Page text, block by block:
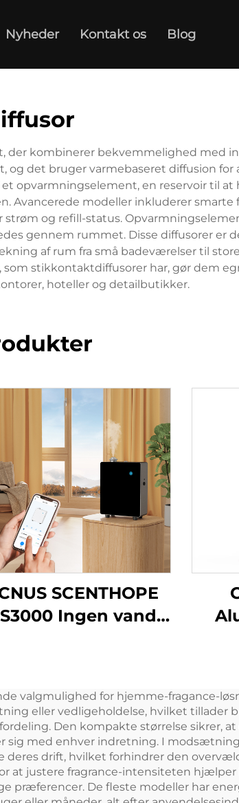
Nyheder Kontakt os Blog
kombinerer bekvemmelighed med
det bruger varmebaseret diffusion for
opvarmningselement, en reservoir til at
Avancerede modeller inkluderer smarte
og refill-status.
gennem rummet. Disse diffusorer er
af rum fra små badeværelser til
stikkontaktdiffusorer har, gør dem
hoteller og detailbutikker.
SCENTHOPE
S3000 Ingen vand
Diffuser
Diffusionssystem
Duftmaskine
valgmulighed for hjemme-fragance-
eller vedligeholdelse, hvilket tillader
Den kompakte størrelse sikrer,
sig med enhver indretning. I
deres drift, hvilket forhindrer den
at justere fragrance-intensiteten
præferencer. De fleste modeller har